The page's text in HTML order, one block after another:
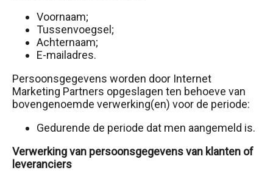
Voornaam;
Tussenvoegsel;
Achternaam;
E-mailadres.
Persoonsgegevens worden door Internet
Marketing Partners opgeslagen ten behoeve van
bovengenoemde verwerking(en) voor de periode:
Gedurende de periode dat men aangemeld is.
Verwerking van persoonsgegevens van klanten of
leveranciers